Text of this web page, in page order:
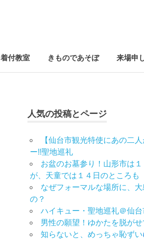
着付教室 きものであそぼ 来場申
人気の投稿とページ
【仙台市観光特使にあの二
ー!!聖地巡礼
お盆のお墓参り！山形市は
が、天童では１４日のところも
なぜフォーマルな場所に、
の？
ハイキュー・聖地巡礼＠仙
男性の願望！ゆかたを脱がせ
知らないと、めっちゃ恥ずい